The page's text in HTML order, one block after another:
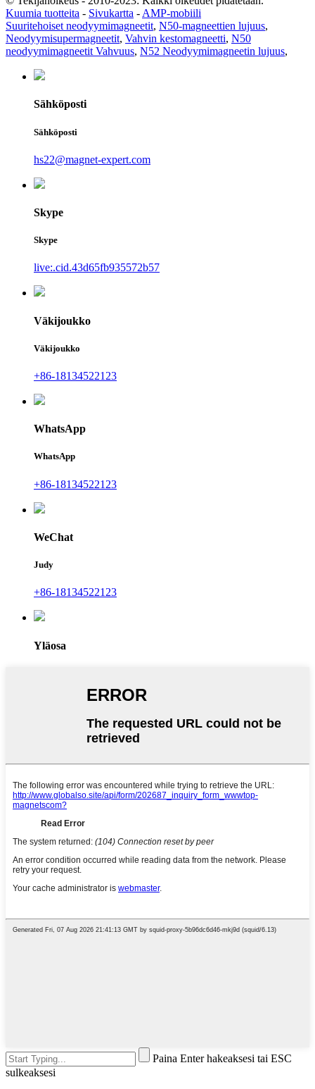
Kuumia tuotteita - Sivukartta - AMP-mobiili
Suuritehoiset neodyymimagneetit, N50-magneettien lujuus,
Neodyymisupermagneetit, Vahvin kestomagneetti, N50
neodyymimagneetit Vahvuus, N52 Neodyymimagneetin lujuus,
Sähköposti
Sähköposti
hs22@magnet-expert.com
Skype
Skype
live:.cid.43d65fb935572b57
Väkijoukko
Väkijoukko
+86-18134522123
WhatsApp
WhatsApp
+86-18134522123
WeChat
Judy
+86-18134522123
Yläosa
Paina Enter hakeaksesi tai ESC
sulkeaksesi